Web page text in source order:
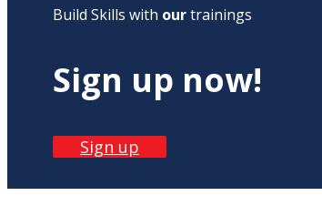
Build Skills with ourtrainings
Sign up now!
Sign up